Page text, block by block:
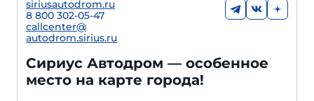
siriusautodrom.ru
8 800 302-05-47
callcenter@
autodrom.sirius.ru
Сириус Автодром — особенное
место на карте города!